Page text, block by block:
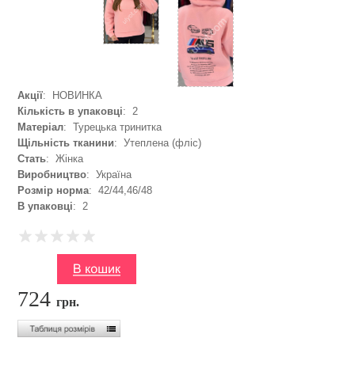
Акції: НОВИНКА
Кількість в упаковці: 2
Матеріал: Турецька тринитка
Щільність тканини: Утеплена (фліс)
Стать: Жінка
Виробництво: Україна
Розмір норма: 42/44,46/48
В упаковці: 2
724грн.